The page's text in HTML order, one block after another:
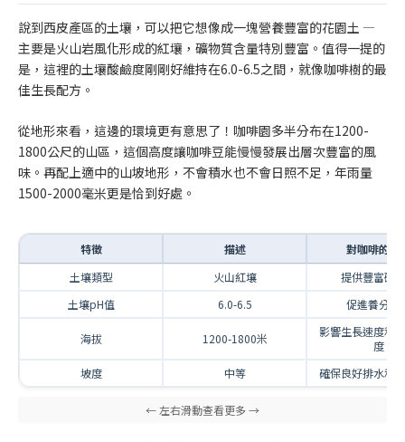
說到西皮產區的土壤，可以把它想像成一塊營養豐富的花園土 —
主要是火山岩風化形成的紅壤，礦物質含量特別豐富。值得一提的
是，這裡的土壤酸鹼度剛剛好維持在6.0-6.5之間，就像咖啡樹的最
佳生長配方。
從地形來看，這邊的環境更有意思了！咖啡園多半分布在1200-
1800公尺的山區，這個高度讓咖啡豆能慢慢發展出層次豐富的風
味。再配上適中的山坡地形，不會積水也不會日照不足，年雨量
1500-2000毫米更是恰到好處。
特徵 描述
對咖啡的影
土壤類型
火山紅壤
提供豐富礦
土壤pH值
6.0-6.5 促進養分吸
海拔 1200-1800米
影響生長速度和
度
坡度
中等 確保良好排水和